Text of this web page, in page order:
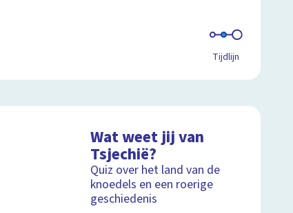
Tijdlijn
Wat weet jij van
Tsjechië?
Quiz over het land van de
knoedels en een roerige
geschiedenis